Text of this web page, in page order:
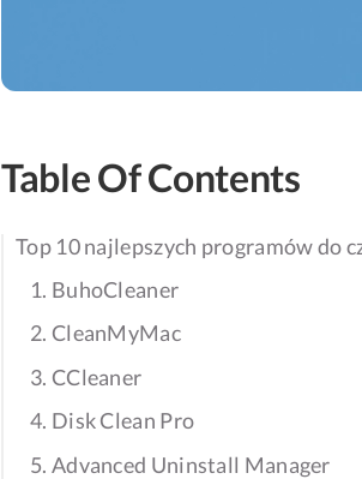
Table Of Contents
Top 10 najlepszych programów do
1. BuhoCleaner
2. CleanMyMac
3. CCleaner
4. Disk Clean Pro
5. Advanced Uninstall Manager